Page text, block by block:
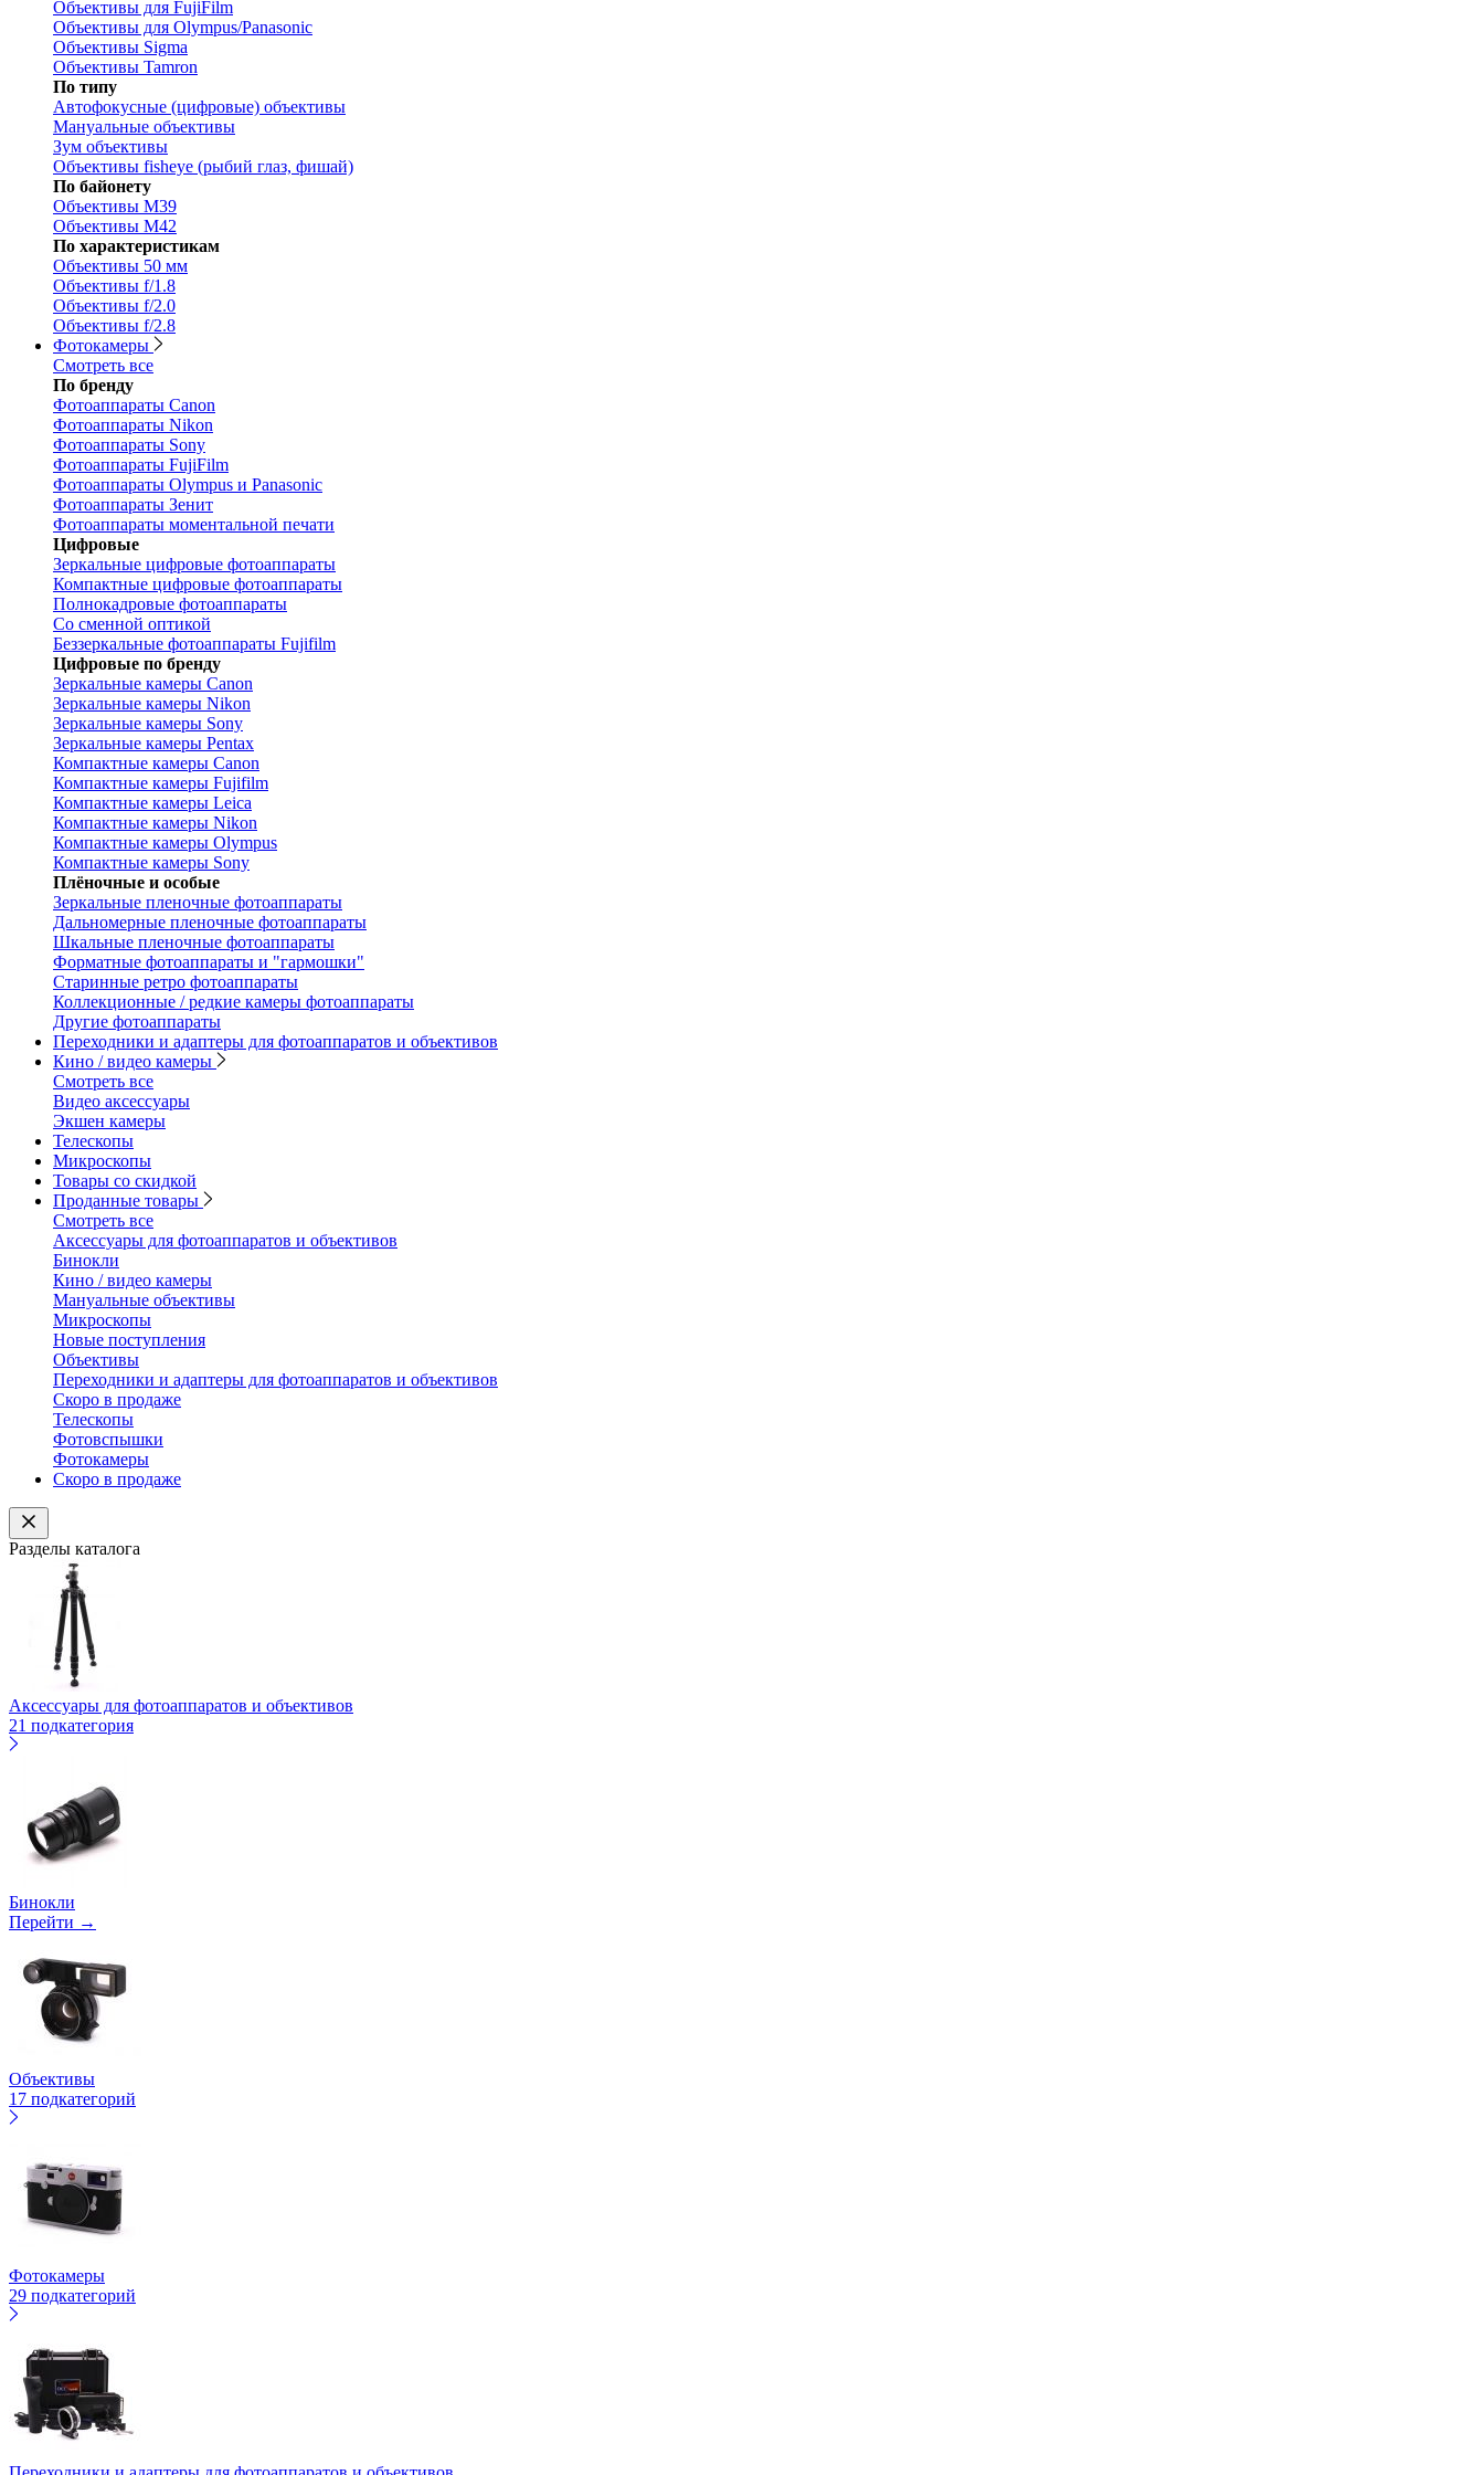
Объективы для FujiFilm
Объективы для Olympus/Panasonic
Объективы Sigma
Объективы Tamron
По типу
Автофокусные (цифровые) объективы
Мануальные объективы
Зум объективы
Объективы fisheye (рыбий глаз, фишай)
По байонету
Объективы M39
Объективы M42
По характеристикам
Объективы 50 мм
Объективы f/1.8
Объективы f/2.0
Объективы f/2.8
Фотокамеры
Смотреть все
По бренду
Фотоаппараты Canon
Фотоаппараты Nikon
Фотоаппараты Sony
Фотоаппараты FujiFilm
Фотоаппараты Olympus и Panasonic
Фотоаппараты Зенит
Фотоаппараты моментальной печати
Цифровые
Зеркальные цифровые фотоаппараты
Компактные цифровые фотоаппараты
Полнокадровые фотоаппараты
Со сменной оптикой
Беззеркальные фотоаппараты Fujifilm
Цифровые по бренду
Зеркальные камеры Canon
Зеркальные камеры Nikon
Зеркальные камеры Sony
Зеркальные камеры Pentax
Компактные камеры Canon
Компактные камеры Fujifilm
Компактные камеры Leica
Компактные камеры Nikon
Компактные камеры Olympus
Компактные камеры Sony
Плёночные и особые
Зеркальные пленочные фотоаппараты
Дальномерные пленочные фотоаппараты
Шкальные пленочные фотоаппараты
Форматные фотоаппараты и "гармошки"
Старинные ретро фотоаппараты
Коллекционные / редкие камеры фотоаппараты
Другие фотоаппараты
Переходники и адаптеры для фотоаппаратов и объективов
Кино / видео камеры
Смотреть все
Видео аксессуары
Экшен камеры
Телескопы
Микроскопы
Товары со скидкой
Проданные товары
Смотреть все
Аксессуары для фотоаппаратов и объективов
Бинокли
Кино / видео камеры
Мануальные объективы
Микроскопы
Новые поступления
Объективы
Переходники и адаптеры для фотоаппаратов и объективов
Скоро в продаже
Телескопы
Фотовспышки
Фотокамеры
Скоро в продаже
Разделы каталога
Аксессуары для фотоаппаратов и объективов
21 подкатегория
Бинокли
Перейти →
Объективы
17 подкатегорий
Фотокамеры
29 подкатегорий